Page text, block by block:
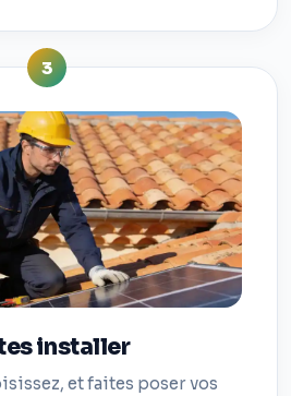
3
installer
et faites poser vos